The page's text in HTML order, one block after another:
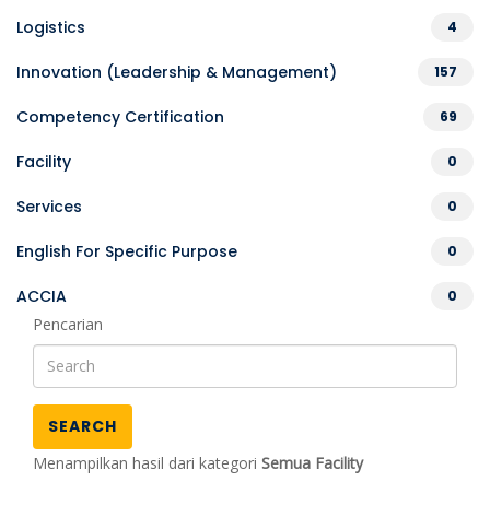
Logistics 4
Innovation (Leadership & Management) 157
Competency Certification 69
Facility 0
Services 0
English For Specific Purpose 0
ACCIA 0
Pencarian
SEARCH
Menampilkan hasil dari kategori Semua Facility